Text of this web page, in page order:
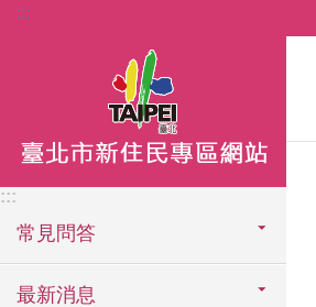
跳到主要內容區塊
:::
:::
常見問答
最新消息